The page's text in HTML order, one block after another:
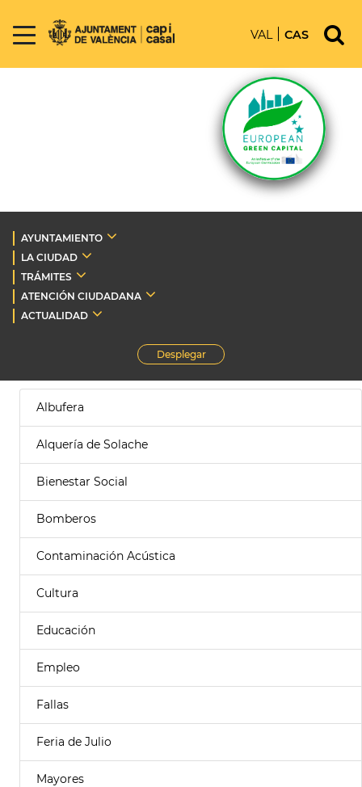
VAL CAS
AYUNTAMIENTO
LA CIUDAD
TRÁMITES
ATENCIÓN CIUDADANA
ACTUALIDAD
Desplegar
Albufera
Alquería de Solache
Bienestar Social
Bomberos
Contaminación Acústica
Cultura
Educación
Empleo
Fallas
Feria de Julio
Mayores